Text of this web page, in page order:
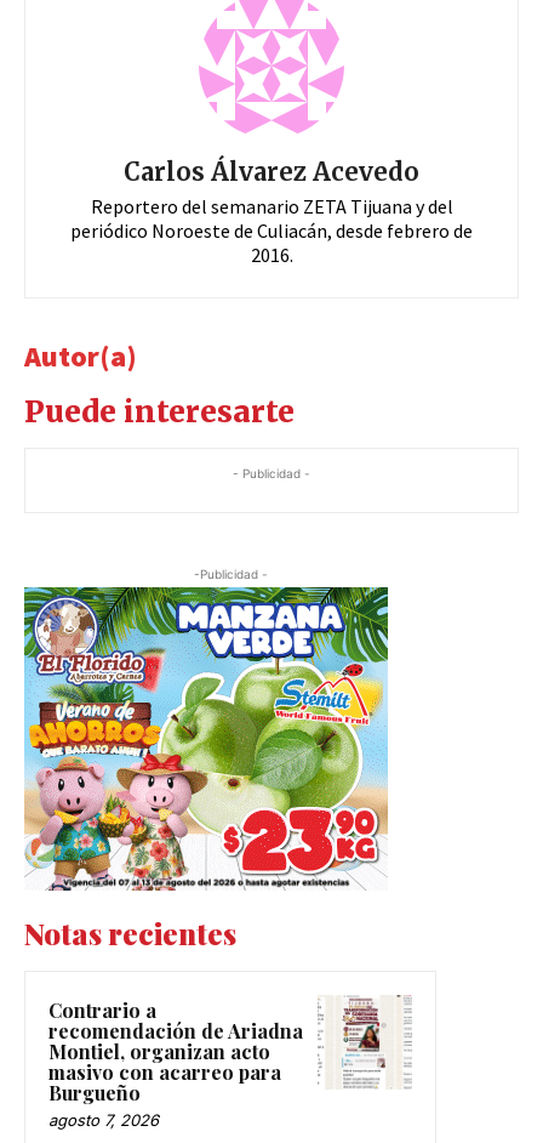
Carlos Álvarez Acevedo
Reportero del semanario ZETA Tijuana y del
periódico Noroeste de Culiacán, desde febrero de
2016.
Autor(a)
Puede interesarte
- Publicidad -
-Publicidad -
Notas recientes
Contrario a
recomendación de Ariadna
Montiel, organizan acto
masivo con acarreo para
Burgueño
agosto 7, 2026